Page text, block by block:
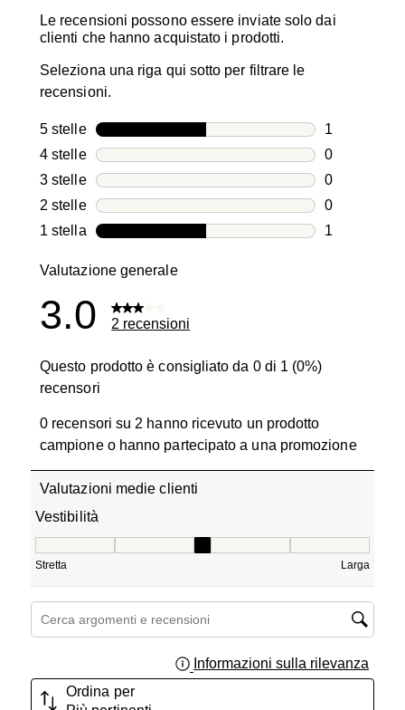
Le recensioni possono essere inviate solo dai
clienti che hanno acquistato i prodotti.
Seleziona una riga qui sotto per filtrare le
recensioni.
5 stellestelle
1
1
4 stellestelle
0
0
3 stellestelle
0
0
2 stellestelle
0
0
1 stellastelle
1
Valutazione generale
3.0 2 recensioni
Questo prodotto è consigliato da 0 di 1 (0%)
recensori
0 recensori su 2 hanno ricevuto un prodotto
campione o hanno partecipato a una promozione
Valutazioni medie clienti
Vestibilità
Stretta Larga
Cerca argomenti e ricerca delle recensioni
Informazioni sulla rilevanza
Ordina per